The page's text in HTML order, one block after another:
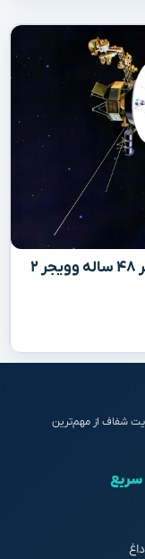
شاهکار جدید ناسا: افزایش عمر کاوشگر ۴۸ ساله وویجر ۲
شفاف از مهم‌ترین